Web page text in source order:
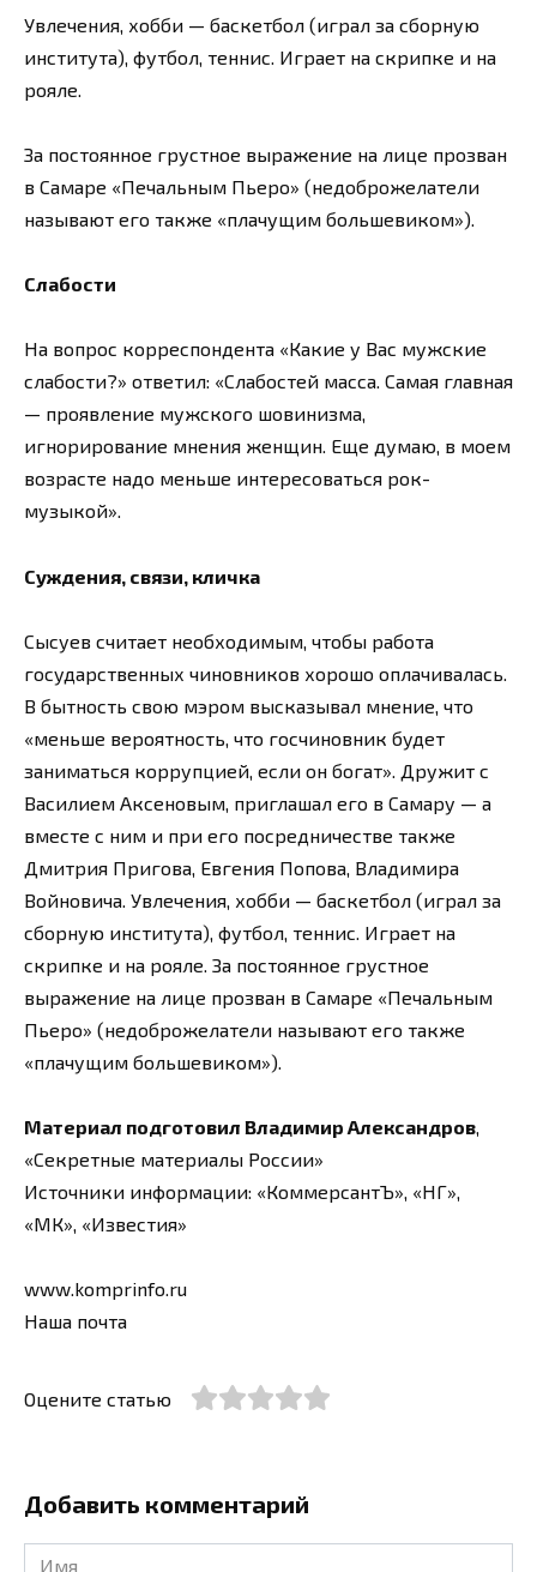
Увлечения, хобби — баскетбол (играл за сборную
института), футбол, теннис. Играет на скрипке и на
рояле.
За постоянное грустное выражение на лице прозван
в Самаре «Печальным Пьеро» (недоброжелатели
называют его также «плачущим большевиком»).
Слабости
На вопрос корреспондента «Какие у Вас мужские
слабости?» ответил: «Слабостей масса. Самая главная
— проявление мужского шовинизма,
игнорирование мнения женщин. Еще думаю, в моем
возрасте надо меньше интересоваться рок-
музыкой».
Суждения, связи, кличка
Сысуев считает необходимым, чтобы работа
государственных чиновников хорошо оплачивалась.
В бытность свою мэром высказывал мнение, что
«меньше вероятность, что госчиновник будет
заниматься коррупцией, если он богат». Дружит с
Василием Аксеновым, приглашал его в Самару — а
вместе с ним и при его посредничестве также
Дмитрия Пригова, Евгения Попова, Владимира
Войновича. Увлечения, хобби — баскетбол (играл за
сборную института), футбол, теннис. Играет на
скрипке и на рояле. За постоянное грустное
выражение на лице прозван в Самаре «Печальным
Пьеро» (недоброжелатели называют его также
«плачущим большевиком»).
Материал подготовил Владимир Александров,
«Секретные материалы России»
Источники информации: «КоммерсантЪ», «НГ»,
«МК», «Известия»
www.komprinfo.ru
Наша почта
Оцените статью
Добавить комментарий
Имя